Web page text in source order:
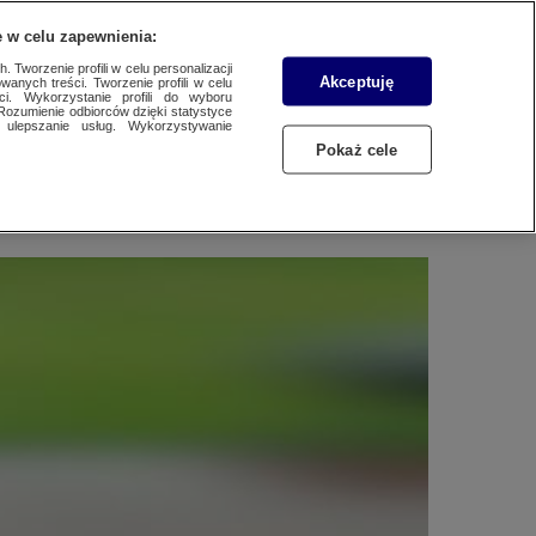
WYŚLIJ MATERIAŁ
w celu zapewnienia:
Tworzenie profili w celu personalizacji
treści. Tworzenie profili w celu
Wykorzystanie profili do wyboru
odbiorców dzięki statystyce
usług. Wykorzystywanie
Akceptuję
Pokaż cele